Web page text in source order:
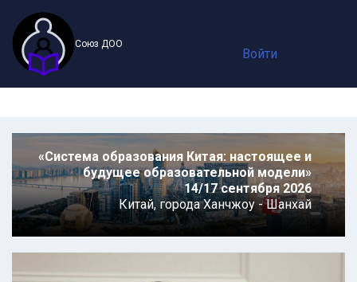
Союз ДОО
Войти
«Система образования Китая: настоящее и
будущее образовательной модели»
14/17 сентября 2026
Китай,города Ханчжоу - Шанхай